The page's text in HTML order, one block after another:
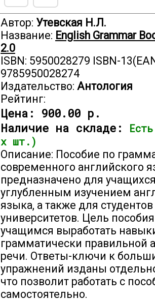
Автор: Утевская Н.Л.
Название: English Grammar
2.0
ISBN: 5950028279 ISBN-
9785950028274
Издательство: Антология
Рейтинг:
Цена: 900.00 р.
Наличие на складе:
х шт.)
Описание: Пособие по
современного английского
предназначено для
углубленным изучением
языка, а также для студентов
университетов. Цель
учащимся выработать
грамматически правильной
речи. Ответы-ключи к
упражнений изданы
что позволит работать с
самостоятельно.